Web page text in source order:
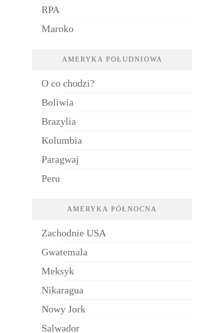
RPA
Maroko
AMERYKA POŁUDNIOWA
O co chodzi?
Boliwia
Brazylia
Kolumbia
Paragwaj
Peru
AMERYKA PÓŁNOCNA
Zachodnie USA
Gwatemala
Meksyk
Nikaragua
Nowy Jork
Salwador